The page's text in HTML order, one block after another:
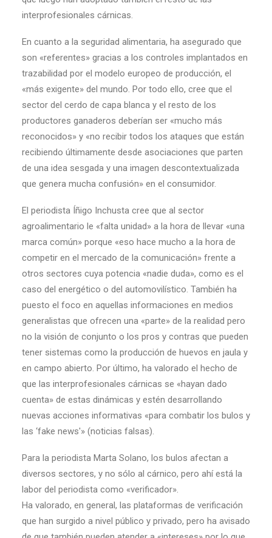
interprofesionales cárnicas.
En cuanto a la seguridad alimentaria, ha asegurado que
son «referentes» gracias a los controles implantados en
trazabilidad por el modelo europeo de producción, el
«más exigente» del mundo. Por todo ello, cree que el
sector del cerdo de capa blanca y el resto de los
productores ganaderos deberían ser «mucho más
reconocidos» y «no recibir todos los ataques que están
recibiendo últimamente desde asociaciones que parten
de una idea sesgada y una imagen descontextualizada
que genera mucha confusión» en el consumidor.
El periodista Íñigo Inchusta cree que al sector
agroalimentario le «falta unidad» a la hora de llevar «una
marca común» porque «eso hace mucho a la hora de
competir en el mercado de la comunicación» frente a
otros sectores cuya potencia «nadie duda», como es el
caso del energético o del automovilístico. También ha
puesto el foco en aquellas informaciones en medios
generalistas que ofrecen una «parte» de la realidad pero
no la visión de conjunto o los pros y contras que pueden
tener sistemas como la producción de huevos en jaula y
en campo abierto. Por último, ha valorado el hecho de
que las interprofesionales cárnicas se «hayan dado
cuenta» de estas dinámicas y estén desarrollando
nuevas acciones informativas «para combatir los bulos y
las ‘fake news'» (noticias falsas).
Para la periodista Marta Solano, los bulos afectan a
diversos sectores, y no sólo al cárnico, pero ahí está la
labor del periodista como «verificador».
Ha valorado, en general, las plataformas de verificación
que han surgido a nivel público y privado, pero ha avisado